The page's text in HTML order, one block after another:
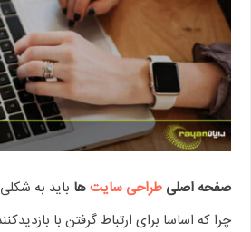
صفحه اصلیطراحی سایتها باید به
چرا که اساسا برای ارتباط گرفتن با